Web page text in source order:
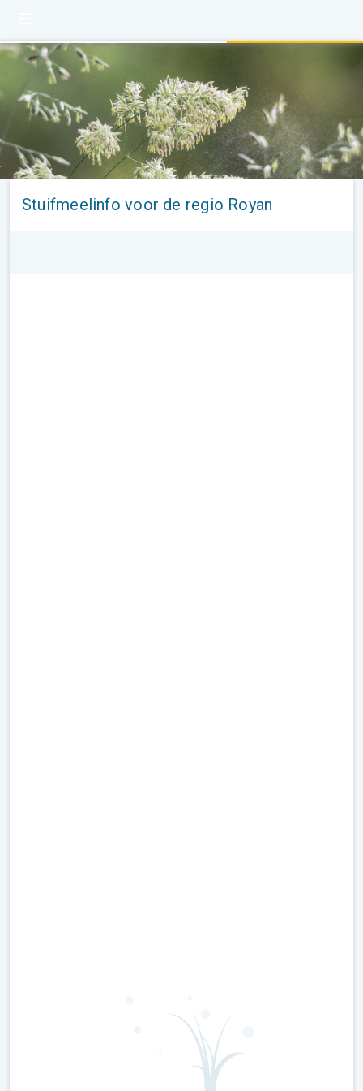
Stuifmeelinfo voor de regio Royan